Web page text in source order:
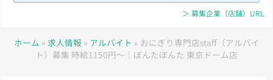
＞ 募集企業（店舗）URL
ホーム » 求人情報 » アルバイト » おにぎり専門店staff（アルバイ
ト）募集 時給1150円～｜ぼんたぼんた 東京ドーム店